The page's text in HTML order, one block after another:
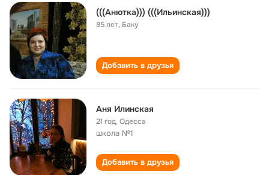
(((Анютка))) (((Ильинская)))
85 лет, Баку
Добавить в друзья
Аня Илинская
21 год,Одесса
школа №1
Добавить в друзья